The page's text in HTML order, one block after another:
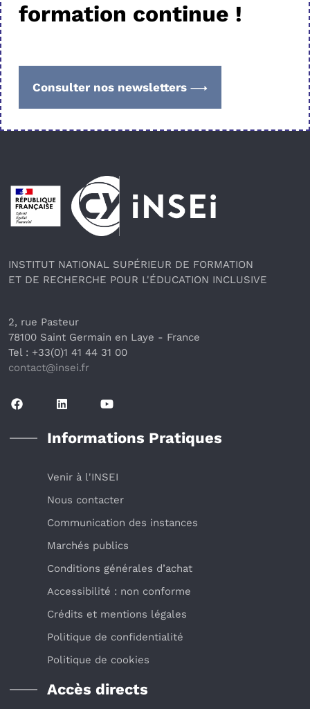
formation continue !
Consulter nos newsletters
Pied de page
INSTITUT NATIONAL SUPÉRIEUR DE FORMATION
ET DE RECHERCHE POUR L'ÉDUCATION INCLUSIVE
2, rue Pasteur
78100 Saint Germain en Laye - France
Tel : +33(0)1 41 44 31 00
contact@insei.fr
Informations Pratiques
Venir à l'INSEI
Nous contacter
Communication des instances
Marchés publics
Conditions générales d’achat
Accessibilité : non conforme
Crédits et mentions légales
Politique de confidentialité
Politique de cookies
Accès directs